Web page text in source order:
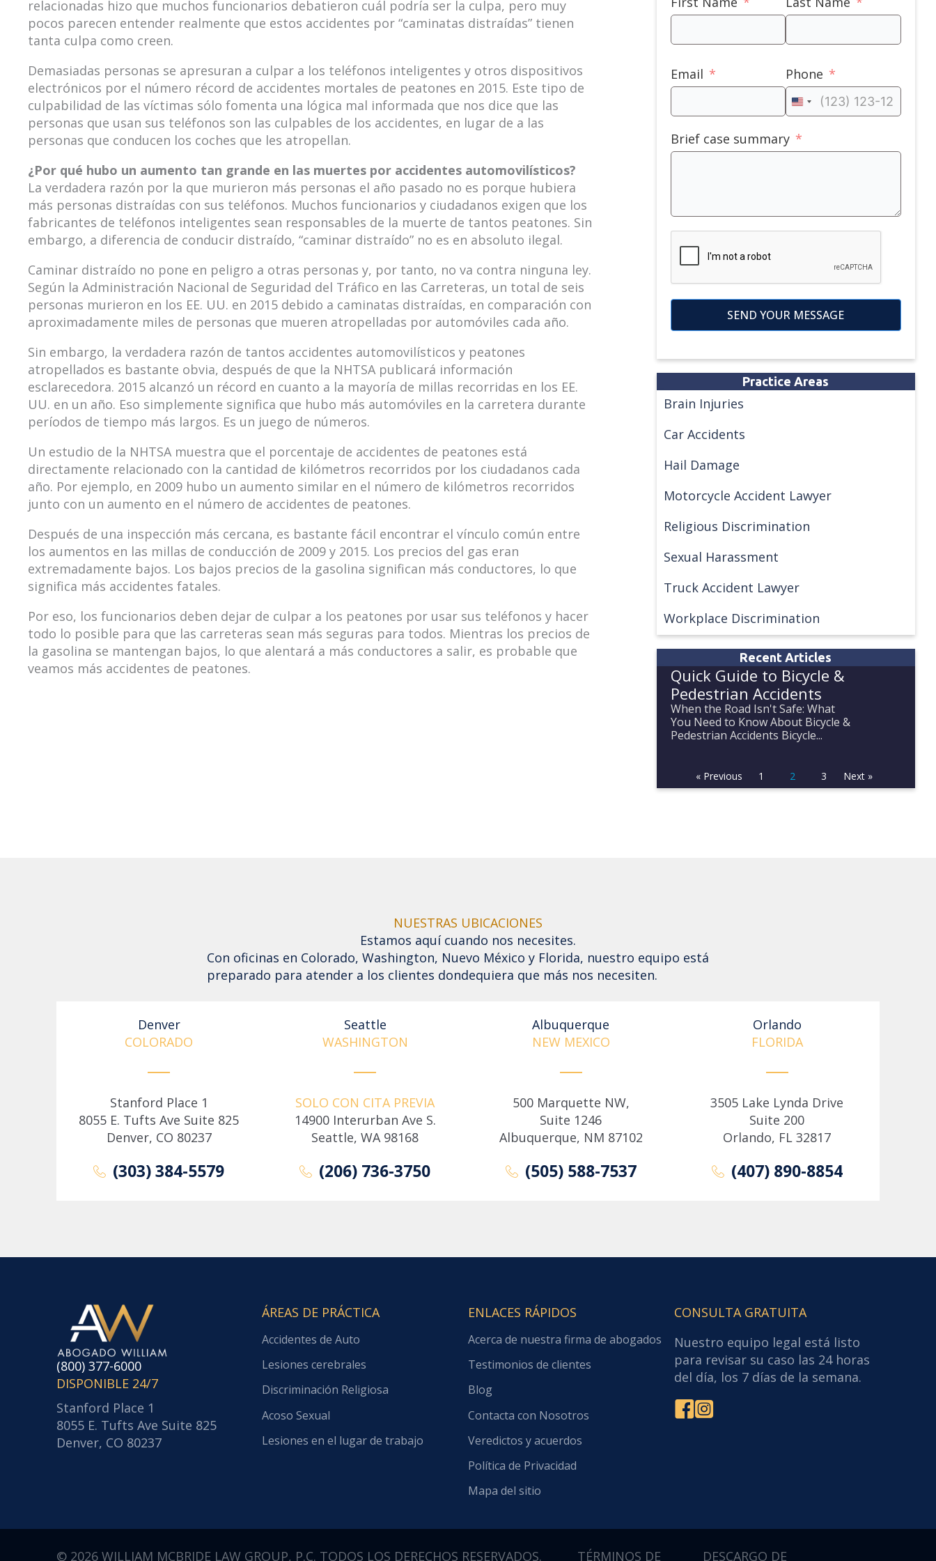
relacionadas hizo que muchos funcionarios debatieron cuál podría ser la culpa, pero muy
pocos parecen entender realmente que estos accidentes por “caminatas distraídas” tienen
tanta culpa como creen.
Demasiadas personas se apresuran a culpar a los teléfonos inteligentes y otros dispositivos
electrónicos por el número récord de accidentes mortales de peatones en 2015. Este tipo de
culpabilidad de las víctimas sólo fomenta una lógica mal informada que nos dice que las
personas que usan sus teléfonos son las culpables de los accidentes, en lugar de a las
personas que conducen los coches que les atropellan.
¿Por qué hubo un aumento tan grande en las muertes por accidentes automovilísticos?
La verdadera razón por la que murieron más personas el año pasado no es porque hubiera
más personas distraídas con sus teléfonos. Muchos funcionarios y ciudadanos exigen que los
fabricantes de teléfonos inteligentes sean responsables de la muerte de tantos peatones. Sin
embargo, a diferencia de conducir distraído, “caminar distraído” no es en absoluto ilegal.
Caminar distraído no pone en peligro a otras personas y, por tanto, no va contra ninguna ley.
Según la Administración Nacional de Seguridad del Tráfico en las Carreteras, un total de seis
personas murieron en los EE. UU. en 2015 debido a caminatas distraídas, en comparación con
aproximadamente miles de personas que mueren atropelladas por automóviles cada año.
Sin embargo, la verdadera razón de tantos accidentes automovilísticos y peatones
atropellados es bastante obvia, después de que la NHTSA publicará información
esclarecedora. 2015 alcanzó un récord en cuanto a la mayoría de millas recorridas en los EE.
UU. en un año. Eso simplemente significa que hubo más automóviles en la carretera durante
períodos de tiempo más largos. Es un juego de números.
Un estudio de la NHTSA muestra que el porcentaje de accidentes de peatones está
directamente relacionado con la cantidad de kilómetros recorridos por los ciudadanos cada
año. Por ejemplo, en 2009 hubo un aumento similar en el número de kilómetros recorridos
junto con un aumento en el número de accidentes de peatones.
Después de una inspección más cercana, es bastante fácil encontrar el vínculo común entre
los aumentos en las millas de conducción de 2009 y 2015. Los precios del gas eran
extremadamente bajos. Los bajos precios de la gasolina significan más conductores, lo que
significa más accidentes fatales.
Por eso, los funcionarios deben dejar de culpar a los peatones por usar sus teléfonos y hacer
todo lo posible para que las carreteras sean más seguras para todos. Mientras los precios de
la gasolina se mantengan bajos, lo que alentará a más conductores a salir, es probable que
veamos más accidentes de peatones.
Email
Phone
United
+1
Brief case summary
SEND YOUR MESSAGE
Practice Areas
Brain Injuries
Car Accidents
Hail Damage
Motorcycle Accident Lawyer
Religious Discrimination
Sexual Harassment
Truck Accident Lawyer
Workplace Discrimination
Recent Articles
Quick Guide to Bicycle &
Pedestrian Accidents
When the Road Isn't Safe: What
You Need to Know About Bicycle &
Pedestrian Accidents Bicycle...
« Previous 1 2 3 Next »
NUESTRAS UBICACIONES
Estamos aquí cuando nos necesites.
Con oficinas en Colorado, Washington, Nuevo México y Florida, nuestro equipo está
preparado para atender a los clientes dondequiera que más nos necesiten.
Orlando
FLORIDA
3505 Lake Lynda Drive
Suite 200
Orlando, FL 32817
(407) 890-8854
Albuquerque
NEW MEXICO
500 Marquette NW,
Suite 1246
Albuquerque, NM 87102
(505) 588-7537
Seattle
WASHINGTON
SOLO CON CITA PREVIA
14900 Interurban Ave S.
Seattle, WA 98168
(206) 736-3750
Denver
COLORADO
Stanford Place 1
8055 E. Tufts Ave Suite 825
Denver, CO 80237
(303) 384-5579
(800) 377-6000
DISPONIBLE 24/7
Stanford Place 1
8055 E. Tufts Ave Suite 825
Denver, CO 80237
ÁREAS DE PRÁCTICA
Accidentes de Auto
Lesiones cerebrales
Discriminación Religiosa
Acoso Sexual
Lesiones en el lugar de trabajo
ENLACES RÁPIDOS
Acerca de nuestra firma de abogados
Testimonios de clientes
Blog
Contacta con Nosotros
Veredictos y acuerdos
Política de Privacidad
Mapa del sitio
CONSULTA GRATUITA
Nuestro equipo legal está listo
para revisar su caso las 24 horas
del día, los 7 días de la semana.
© 2026 WILLIAM MCBRIDE LAW GROUP, P.C. TODOS LOS DERECHOS RESERVADOS. TÉRMINOS DE DESCARGO DE